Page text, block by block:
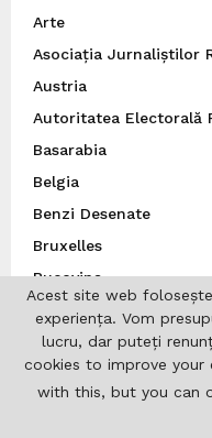
Arte
Asociația Jurnaliștilor
Austria
Autoritatea Electorală
Basarabia
Belgia
Benzi Desenate
Bruxelles
Bucovina
București
Bulgaria
Calendar Ortodox
Acest site web
experiența. Vom
lucru, dar puteți
cookies to improve your
with this, but you can